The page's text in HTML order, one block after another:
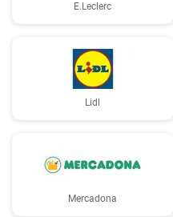
E.Leclerc
Lidl
Mercadona